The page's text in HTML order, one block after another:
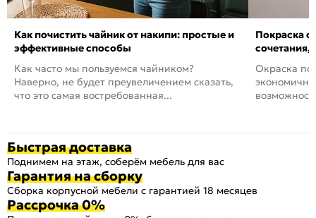
Как почистить чайник от накипи: простые и
эффективные способы
Как часто мы пользуемся чайником?
Наверно, не будет преувеличением сказать,
что это самая востребованная...
Покраска
сочетания,
Окраска
Быстрая доставка
Поднимем на этаж, соберём мебель для вас
Гарантия на сборку
Сборка корпусной мебели с гарантией 18 месяцев
Рассрочка 0%